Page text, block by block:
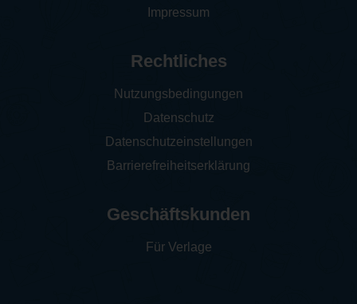
Impressum
Rechtliches
Nutzungsbedingungen
Datenschutz
Datenschutzeinstellungen
Barrierefreiheitserklärung
Geschäftskunden
Für Verlage